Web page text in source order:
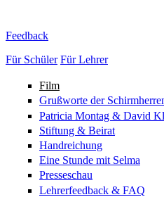
Feedback
Für Schüler Für Lehrer
Film
Grußworte der
Patricia Montag & David
Stiftung & Beirat
Handreichung
Eine Stunde mit Selma
Presseschau
Lehrerfeedback & FAQ